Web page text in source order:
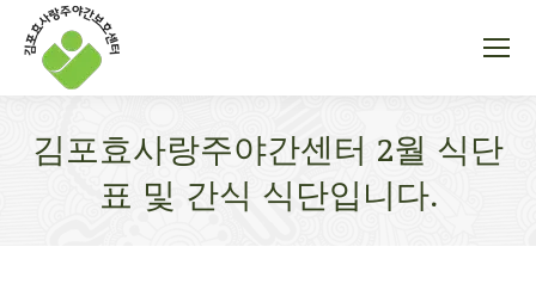
김포효사랑주야간센터 2월 식단
표 및 간식 식단입니다.